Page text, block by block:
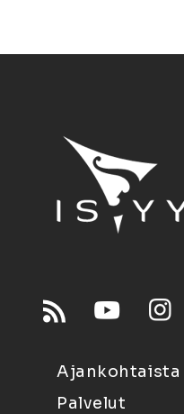
Ajankohtaista
Palvelut